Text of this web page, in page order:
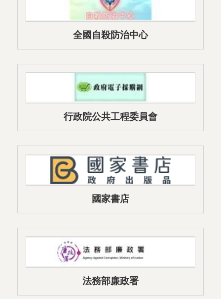
全國自殺防治中心
行政院公共工程委員會
國家書店
法務部廉政署